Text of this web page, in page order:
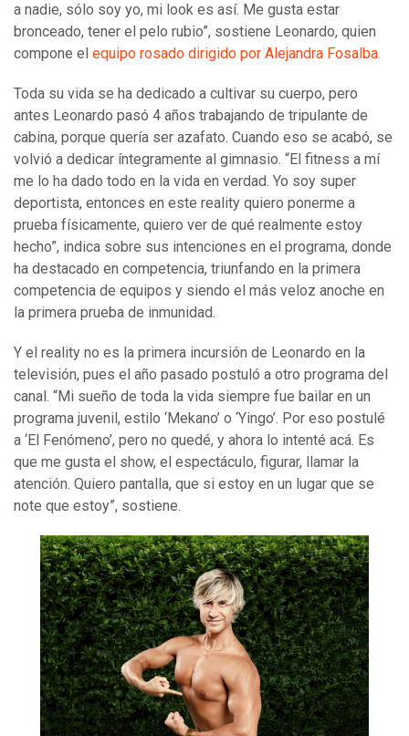
a nadie, sólo soy yo, mi look es así. Me gusta estar
bronceado, tener el pelo rubio”, sostiene Leonardo, quien
compone el equipo rosado dirigido por Alejandra Fosalba.
Toda su vida se ha dedicado a cultivar su cuerpo, pero
antes Leonardo pasó 4 años trabajando de tripulante de
cabina, porque quería ser azafato. Cuando eso se acabó, se
volvió a dedicar íntegramente al gimnasio. “El fitness a mí
me lo ha dado todo en la vida en verdad. Yo soy super
deportista, entonces en este reality quiero ponerme a
prueba físicamente, quiero ver de qué realmente estoy
hecho”, indica sobre sus intenciones en el programa, donde
ha destacado en competencia, triunfando en la primera
competencia de equipos y siendo el más veloz anoche en
la primera prueba de inmunidad.
Y el reality no es la primera incursión de Leonardo en la
televisión, pues el año pasado postuló a otro programa del
canal. “Mi sueño de toda la vida siempre fue bailar en un
programa juvenil, estilo ‘Mekano’ o ‘Yingo’. Por eso postulé
a ‘El Fenómeno’, pero no quedé, y ahora lo intenté acá. Es
que me gusta el show, el espectáculo, figurar, llamar la
atención. Quiero pantalla, que si estoy en un lugar que se
note que estoy”, sostiene.